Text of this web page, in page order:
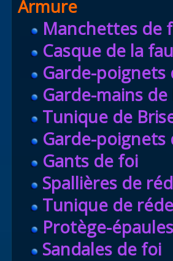
Armure
Manchettes de
Casque de la
Garde-
Garde-mains
Tunique de
Garde-
Gants de foi
Spallières de
Tunique de
Protège-
Sandales de foi